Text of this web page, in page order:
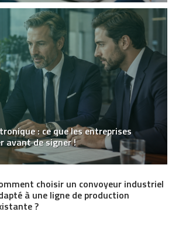
: ce que les entreprises
avant de signer !
choisir un convoyeur industriel
à une ligne de production
?